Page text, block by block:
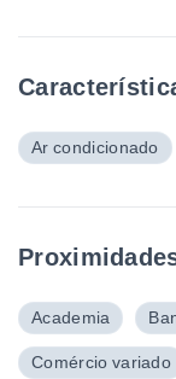
Ar condicionado
Academia
Comércio variado